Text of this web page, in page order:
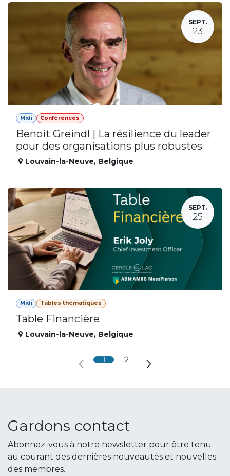
SEPT.
23
Midi Conférences
Benoit Greindl | La résilience du leader
pour des organisations plus robustes
Louvain-la-Neuve, Belgique
SEPT.
25
Midi Tables thématiques
Table Financière
Louvain-la-Neuve, Belgique
1 2
Gardons contact
Abonnez-vous à notre newsletter pour être tenu
au courant des dernières nouveautés et nouvelles
des membres.